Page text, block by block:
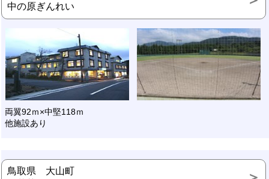
中の原ぎんれい
両翼92ｍ×中堅118ｍ
他施設あり
鳥取県 大山町